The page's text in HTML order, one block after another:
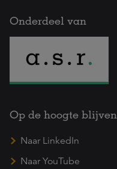
Onderdeel van
Op de hoogte blijven
Naar LinkedIn
Naar YouTube